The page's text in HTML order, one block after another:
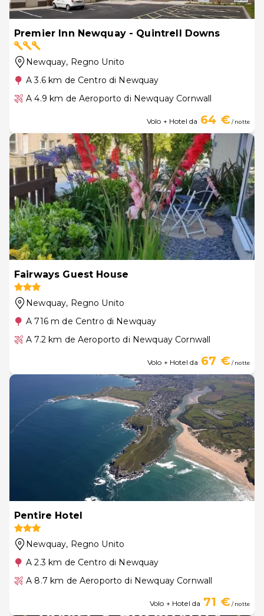
Premier Inn Newquay - Quintrell Downs
Newquay, Regno Unito
A 3.6 km de Centro di Newquay
A 4.9 km de Aeroporto di Newquay Cornwall
Volo + Hotel da 64 €/ notte
Fairways Guest House
Newquay, Regno Unito
A 716 m de Centro di Newquay
A 7.2 km de Aeroporto di Newquay Cornwall
Volo + Hotel da 67 €/ notte
Pentire Hotel
Newquay, Regno Unito
A 2.3 km de Centro di Newquay
A 8.7 km de Aeroporto di Newquay Cornwall
Volo + Hotel da 71 €/ notte